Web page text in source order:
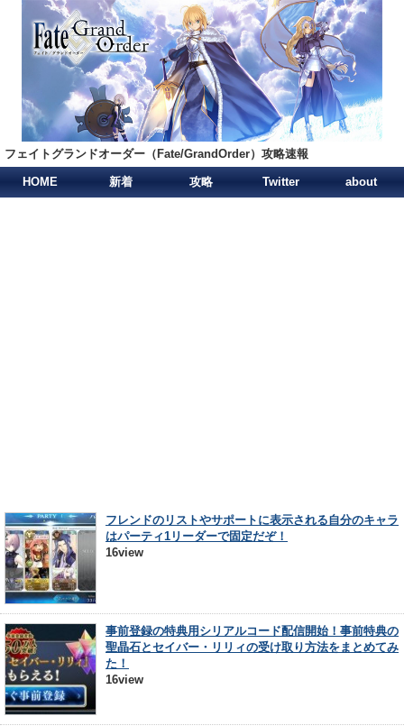
フェイトグランドオーダー（Fate/GrandOrder）攻略速報
HOME 新着 攻略 Twitter about
フレンドのリストやサポートに表示される自分のキャラ
はパーティ1リーダーで固定だぞ！
16view
事前登録の特典用シリアルコード配信開始！事前特典の
聖晶石とセイバー・リリィの受け取り方法をまとめてみ
た！
16view